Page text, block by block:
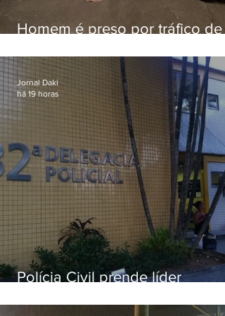
Homem é preso por tráfico de
Polícia Civil prende líder
sexualmente de fiéis por mais
Jornal Daki
há 19 horas